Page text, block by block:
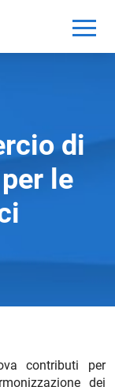
di
le
contributi per
dei